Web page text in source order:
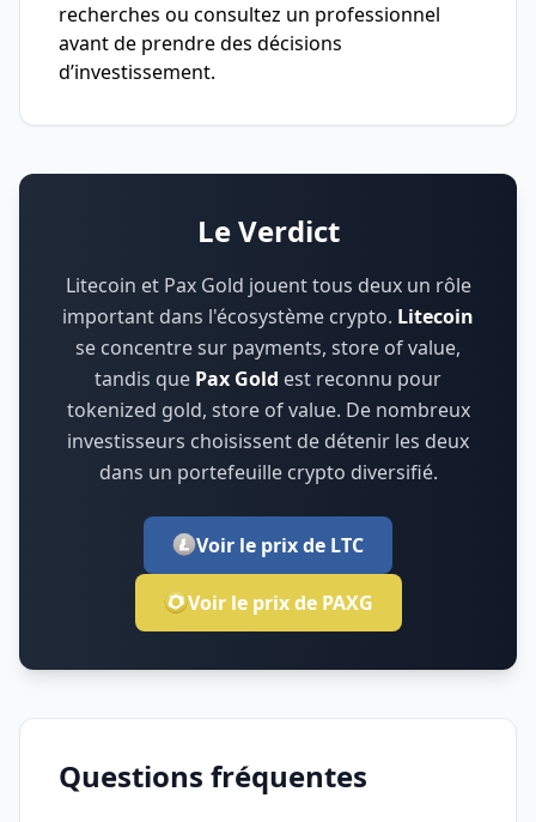
recherches ou consultez un professionnel
avant de prendre des décisions
d’investissement.
Le Verdict
Litecoin et Pax Gold jouent tous deux un rôle
important dans l'écosystème crypto. Litecoin
se concentre sur payments, store of value,
tandis que Pax Gold est reconnu pour
tokenized gold, store of value. De nombreux
investisseurs choisissent de détenir les deux
dans un portefeuille crypto diversifié.
Voir le prix de LTC
Voir le prix de PAXG
Questions fréquentes